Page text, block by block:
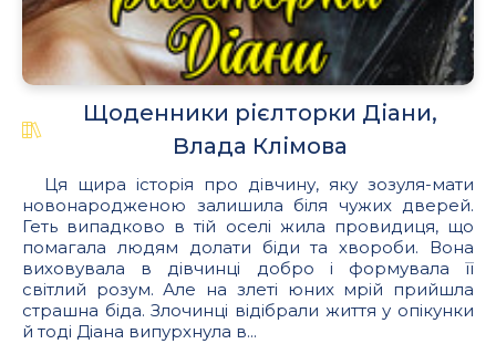
Щоденники рієлторки Діани,
Влада Клімова
Ця щира історія про дівчину, яку зозуля-мати
новонародженою залишила біля чужих дверей.
Геть випадково в тій оселі жила провидиця, що
помагала людям долати біди та хвороби. Вона
виховувала в дівчинці добро і формувала її
світлий розум. Але на злеті юних мрій прийшла
страшна біда. Злочинці відібрали життя у опікунки
й тоді Діана випурхнула в...